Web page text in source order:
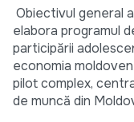
Obiectivul general
elabora programul
participării
economia
pilot complex,
de muncă din